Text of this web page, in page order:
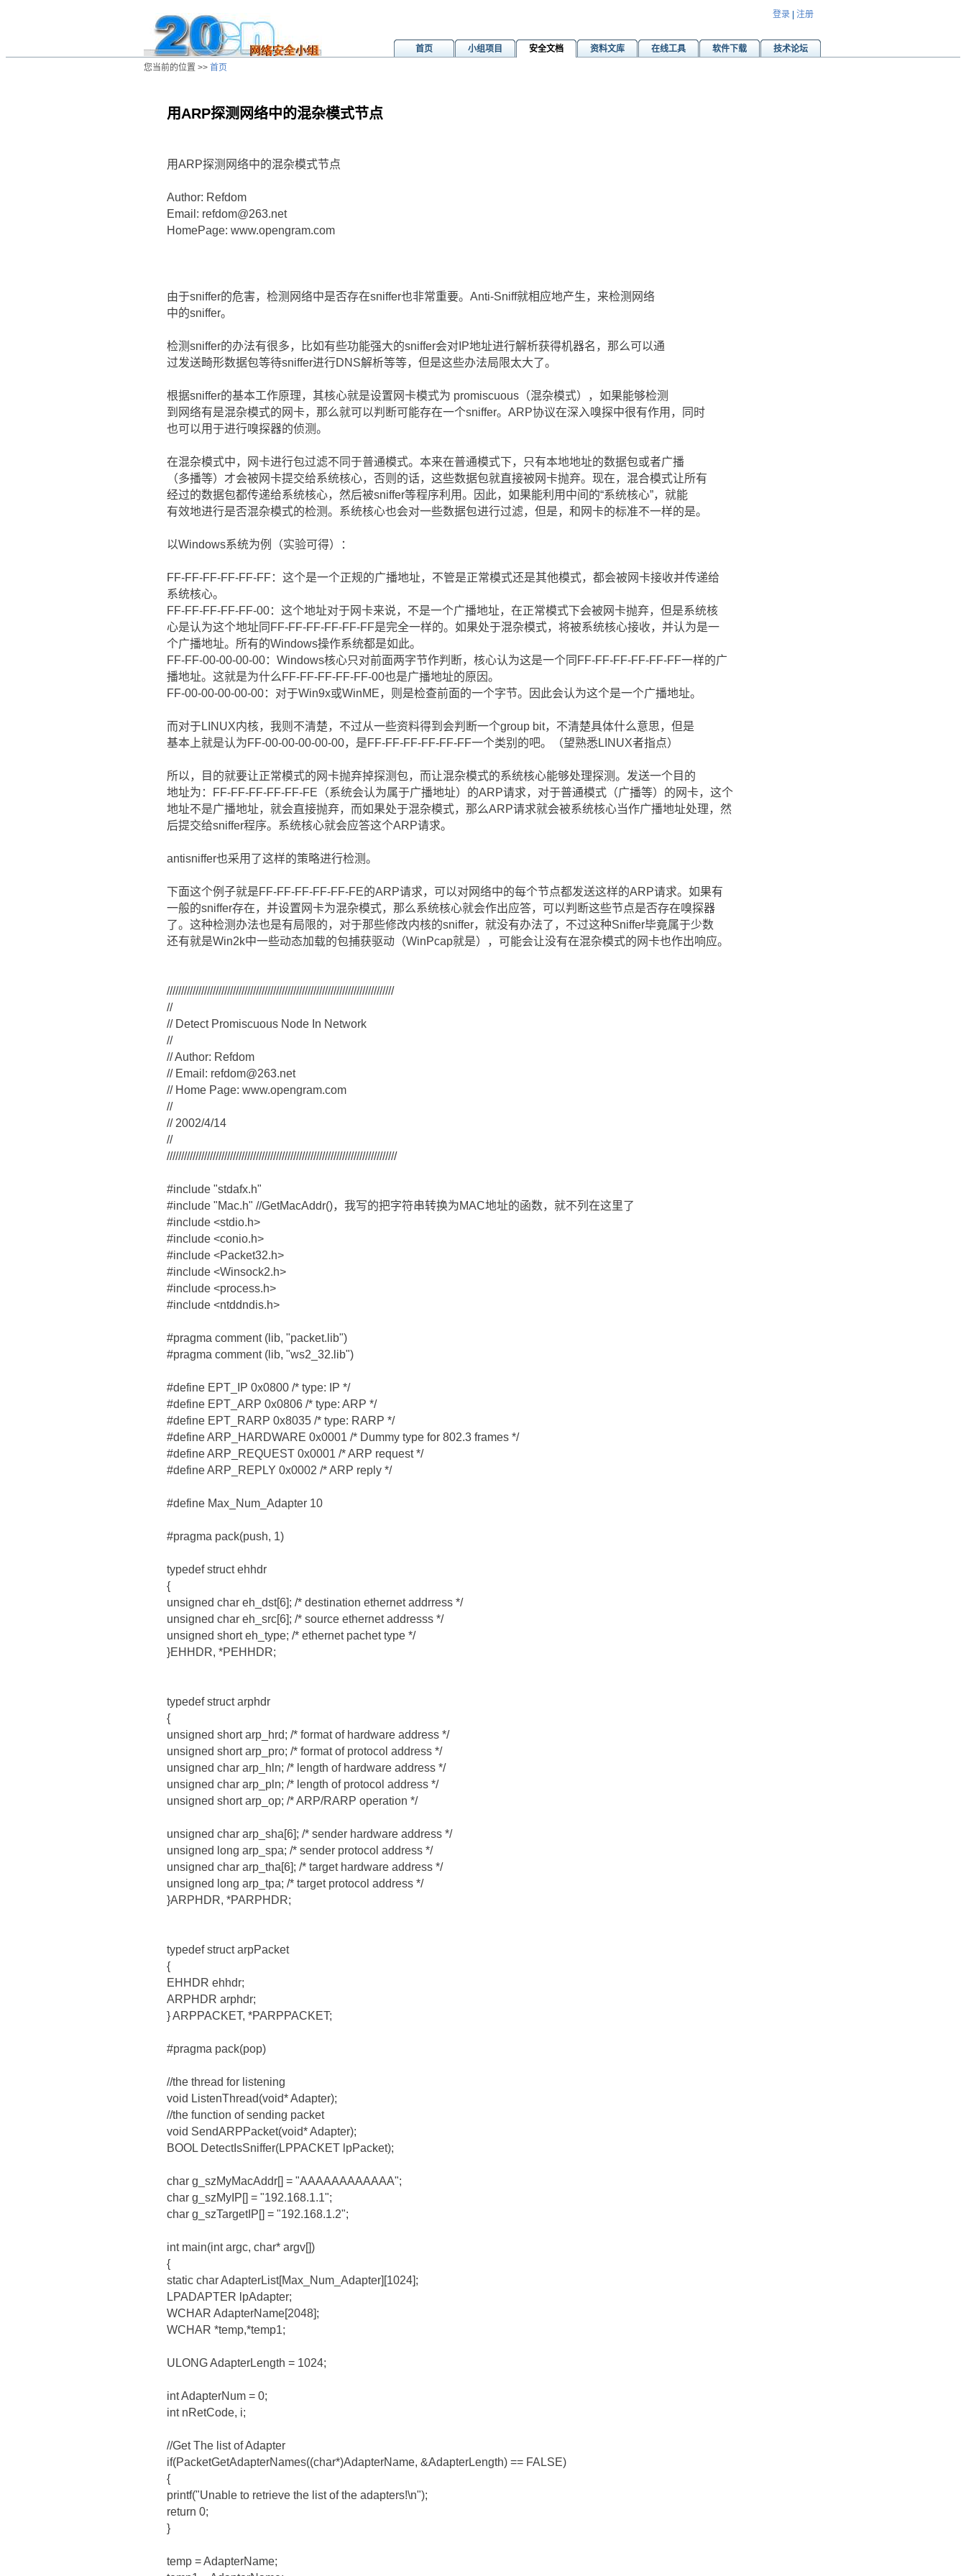
登录 注册
首页 小组项目 安全文档 资料文库 在线工具 软件下载
技术论坛
您当前的位置 >> 首页
用ARP探测网络中的混杂模式节点
用ARP探测网络中的混杂模式节点
Author: Refdom
Email: refdom@263.net
HomePage: www.opengram.com
由于sniffer的危害，检测网络中是否存在sniffer也非常重要。Anti-Sniff就相应地产生，来检测网络
中的sniffer。
检测sniffer的办法有很多，比如有些功能强大的sniffer会对IP地址进行解析获得机器名，那么可以通
过发送畸形数据包等待sniffer进行DNS解析等等，但是这些办法局限太大了。
根据sniffer的基本工作原理，其核心就是设置网卡模式为 promiscuous（混杂模式），如果能够检测
到网络有是混杂模式的网卡，那么就可以判断可能存在一个sniffer。ARP协议在深入嗅探中很有作用，同时
也可以用于进行嗅探器的侦测。
在混杂模式中，网卡进行包过滤不同于普通模式。本来在普通模式下，只有本地地址的数据包或者广播
（多播等）才会被网卡提交给系统核心，否则的话，这些数据包就直接被网卡抛弃。现在，混合模式让所有
经过的数据包都传递给系统核心，然后被sniffer等程序利用。因此，如果能利用中间的“系统核心”，就能
有效地进行是否混杂模式的检测。系统核心也会对一些数据包进行过滤，但是，和网卡的标准不一样的是。
以Windows系统为例（实验可得）：
FF-FF-FF-FF-FF-FF：这个是一个正规的广播地址，不管是正常模式还是其他模式，都会被网卡接收并传递给
系统核心。
FF-FF-FF-FF-FF-00：这个地址对于网卡来说，不是一个广播地址，在正常模式下会被网卡抛弃，但是系统核
心是认为这个地址同FF-FF-FF-FF-FF-FF是完全一样的。如果处于混杂模式，将被系统核心接收，并认为是一
个广播地址。所有的Windows操作系统都是如此。
FF-FF-00-00-00-00：Windows核心只对前面两字节作判断，核心认为这是一个同FF-FF-FF-FF-FF-FF一样的广
播地址。这就是为什么FF-FF-FF-FF-FF-00也是广播地址的原因。
FF-00-00-00-00-00：对于Win9x或WinME，则是检查前面的一个字节。因此会认为这个是一个广播地址。
而对于LINUX内核，我则不清楚，不过从一些资料得到会判断一个group bit，不清楚具体什么意思，但是
基本上就是认为FF-00-00-00-00-00，是FF-FF-FF-FF-FF-FF一个类别的吧。（望熟悉LINUX者指点）
所以，目的就要让正常模式的网卡抛弃掉探测包，而让混杂模式的系统核心能够处理探测。发送一个目的
地址为：FF-FF-FF-FF-FF-FE（系统会认为属于广播地址）的ARP请求，对于普通模式（广播等）的网卡，这个
地址不是广播地址，就会直接抛弃，而如果处于混杂模式，那么ARP请求就会被系统核心当作广播地址处理，然
后提交给sniffer程序。系统核心就会应答这个ARP请求。
antisniffer也采用了这样的策略进行检测。
下面这个例子就是FF-FF-FF-FF-FF-FE的ARP请求，可以对网络中的每个节点都发送这样的ARP请求。如果有
一般的sniffer存在，并设置网卡为混杂模式，那么系统核心就会作出应答，可以判断这些节点是否存在嗅探器
了。这种检测办法也是有局限的，对于那些修改内核的sniffer，就没有办法了，不过这种Sniffer毕竟属于少数
还有就是Win2k中一些动态加载的包捕获驱动（WinPcap就是），可能会让没有在混杂模式的网卡也作出响应。
///////////////////////////////////////////////////////////////////////////////
//
// Detect Promiscuous Node In Network
//
// Author: Refdom
// Email: refdom@263.net
// Home Page: www.opengram.com
//
// 2002/4/14
//
////////////////////////////////////////////////////////////////////////////////
#include "stdafx.h"
#include "Mac.h" //GetMacAddr()，我写的把字符串转换为MAC地址的函数，就不列在这里了
#include <stdio.h>
#include <conio.h>
#include <Packet32.h>
#include <Winsock2.h>
#include <process.h>
#include <ntddndis.h>
#pragma comment (lib, "packet.lib")
#pragma comment (lib, "ws2_32.lib")
#define EPT_IP 0x0800 /* type: IP */
#define EPT_ARP 0x0806 /* type: ARP */
#define EPT_RARP 0x8035 /* type: RARP */
#define ARP_HARDWARE 0x0001 /* Dummy type for 802.3 frames */
#define ARP_REQUEST 0x0001 /* ARP request */
#define ARP_REPLY 0x0002 /* ARP reply */
#define Max_Num_Adapter 10
#pragma pack(push, 1)
typedef struct ehhdr
{
unsigned char eh_dst[6]; /* destination ethernet addrress */
unsigned char eh_src[6]; /* source ethernet addresss */
unsigned short eh_type; /* ethernet pachet type */
}EHHDR, *PEHHDR;
typedef struct arphdr
{
unsigned short arp_hrd; /* format of hardware address */
unsigned short arp_pro; /* format of protocol address */
unsigned char arp_hln; /* length of hardware address */
unsigned char arp_pln; /* length of protocol address */
unsigned short arp_op; /* ARP/RARP operation */
unsigned char arp_sha[6]; /* sender hardware address */
unsigned long arp_spa; /* sender protocol address */
unsigned char arp_tha[6]; /* target hardware address */
unsigned long arp_tpa; /* target protocol address */
}ARPHDR, *PARPHDR;
typedef struct arpPacket
{
EHHDR ehhdr;
ARPHDR arphdr;
} ARPPACKET, *PARPPACKET;
#pragma pack(pop)
//the thread for listening
void ListenThread(void* Adapter);
//the function of sending packet
void SendARPPacket(void* Adapter);
BOOL DetectIsSniffer(LPPACKET lpPacket);
char g_szMyMacAddr[] = "AAAAAAAAAAAA";
char g_szMyIP[] = "192.168.1.1";
char g_szTargetIP[] = "192.168.1.2";
int main(int argc, char* argv[])
{
static char AdapterList[Max_Num_Adapter][1024];
LPADAPTER lpAdapter;
WCHAR AdapterName[2048];
WCHAR *temp,*temp1;
ULONG AdapterLength = 1024;
int AdapterNum = 0;
int nRetCode, i;
//Get The list of Adapter
if(PacketGetAdapterNames((char*)AdapterName, &AdapterLength) == FALSE)
{
printf("Unable to retrieve the list of the adapters!\n");
return 0;
}
temp = AdapterName;